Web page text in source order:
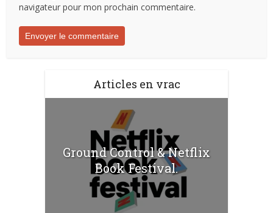
navigateur pour mon prochain commentaire.
Articles en vrac
Ground Control & Netflix
Book Festival.